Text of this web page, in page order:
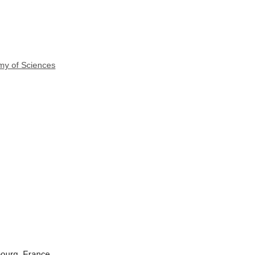
of Sciences